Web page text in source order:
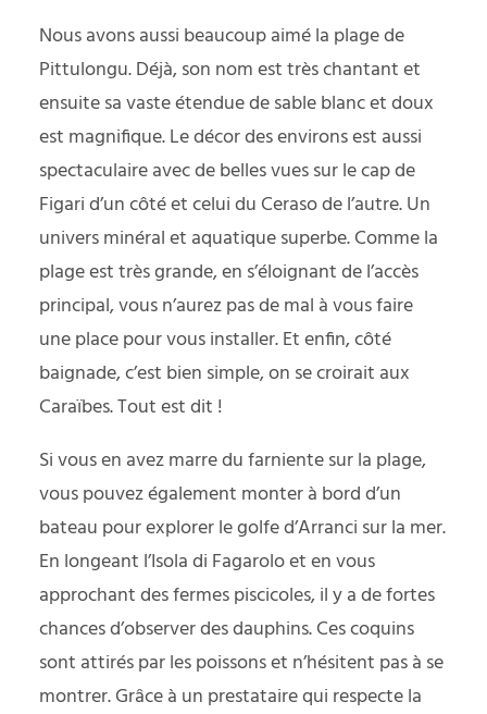
Nous avons aussi beaucoup aimé la plage de
Pittulongu. Déjà, son nom est très chantant et
ensuite sa vaste étendue de sable blanc et doux
est magnifique. Le décor des environs est aussi
spectaculaire avec de belles vues sur le cap de
Figari d’un côté et celui du Ceraso de l’autre. Un
univers minéral et aquatique superbe. Comme la
plage est très grande, en s’éloignant de l’accès
principal, vous n’aurez pas de mal à vous faire
une place pour vous installer. Et enfin, côté
baignade, c’est bien simple, on se croirait aux
Caraïbes. Tout est dit !
Si vous en avez marre du farniente sur la plage,
vous pouvez également monter à bord d’un
bateau pour explorer le golfe d’Arranci sur la mer.
En longeant l’Isola di Fagarolo et en vous
approchant des fermes piscicoles, il y a de fortes
chances d’observer des dauphins. Ces coquins
sont attirés par les poissons et n’hésitent pas à se
montrer. Grâce à un prestataire qui respecte la